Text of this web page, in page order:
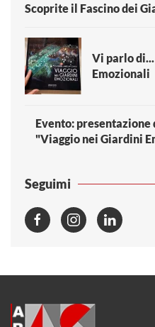
Scoprite il Fascino dei
Vi parlo
Emozionali
Evento:
"Viaggio nei Giardini
Seguimi